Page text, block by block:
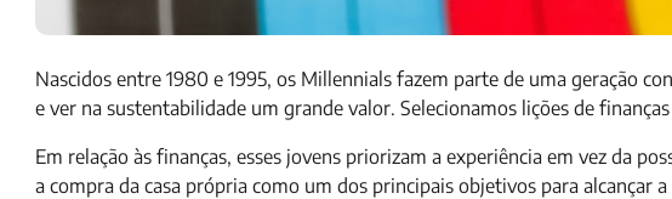
Nascidos entre 1980 e 1995, os Millennials fazem parte de uma geração
e ver na sustentabilidade um grande valor. Selecionamos lições de
Em relação às finanças, esses jovens priorizam a experiência em vez da
a compra da casa própria como um dos principais objetivos para alcançar